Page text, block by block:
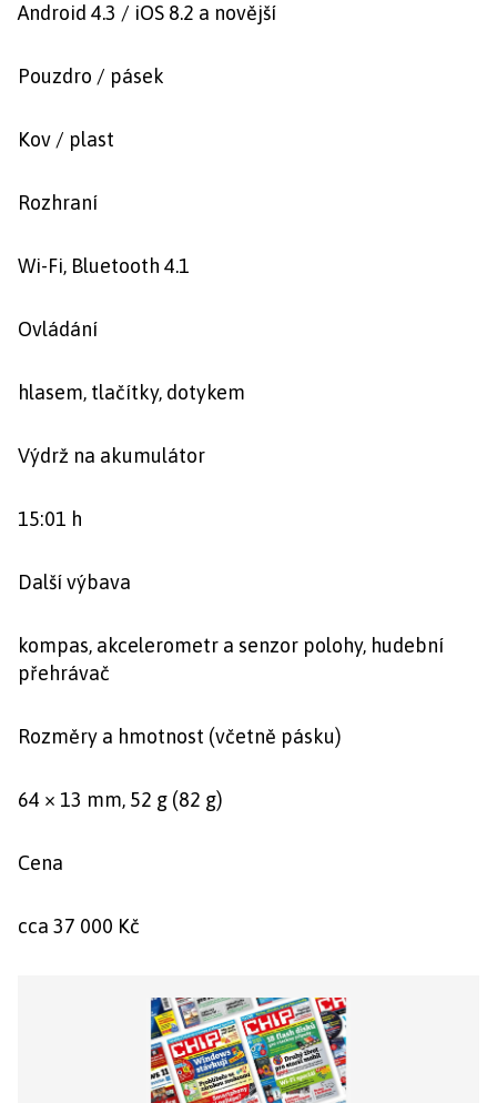
Android 4.3 / iOS 8.2 a novější
Pouzdro / pásek
Kov / plast
Rozhraní
Wi-Fi, Bluetooth 4.1
Ovládání
hlasem, tlačítky, dotykem
Výdrž na akumulátor
15:01 h
Další výbava
kompas, akcelerometr a senzor polohy, hudební
přehrávač
Rozměry a hmotnost (včetně pásku)
64 × 13 mm, 52 g (82 g)
Cena
cca 37 000 Kč